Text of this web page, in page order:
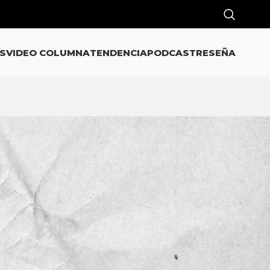
VIDEO COLUMNATENDENCIAPODCASTRESEÑA